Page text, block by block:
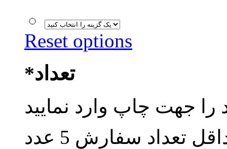
Reset options
*تعداد
تعداد سفارش 5 عدد